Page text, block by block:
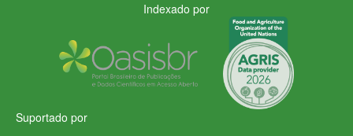
Indexado por
Suportado por